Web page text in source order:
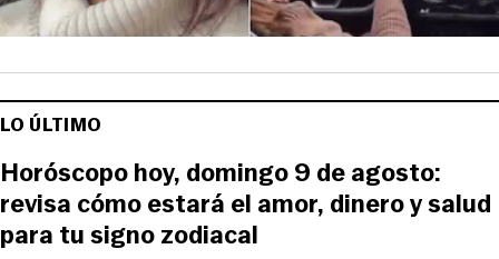
LO ÚLTIMO
Horóscopo hoy, domingo 9 de agosto:
revisa cómo estará el amor, dinero y salud
para tu signo zodiacal